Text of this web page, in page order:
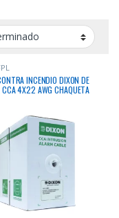
INCENDIO DIXON DE
CCA 4X22 AWG CHAQUETA